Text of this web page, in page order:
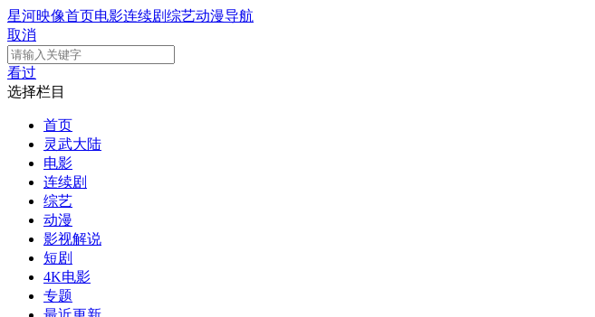
星河映像首页电影连续剧综艺动漫导航
取消
看过
选择栏目
首页
灵武大陆
电影
连续剧
综艺
动漫
影视解说
短剧
4K电影
专题